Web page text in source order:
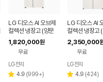
LG 디오스 AI 오브제
컬렉션 냉장고 (양문
형, 매직스페이스) S8
34MEE111
1,820,000원
무료
LG전자
별 4.9 리
(999+)
LG 디오스 AI
컬렉션 냉장고
페이스)
H1
2,350,000
무료
LG전자
별 4.9 리
(424)